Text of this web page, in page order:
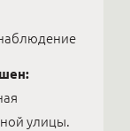
улицы.